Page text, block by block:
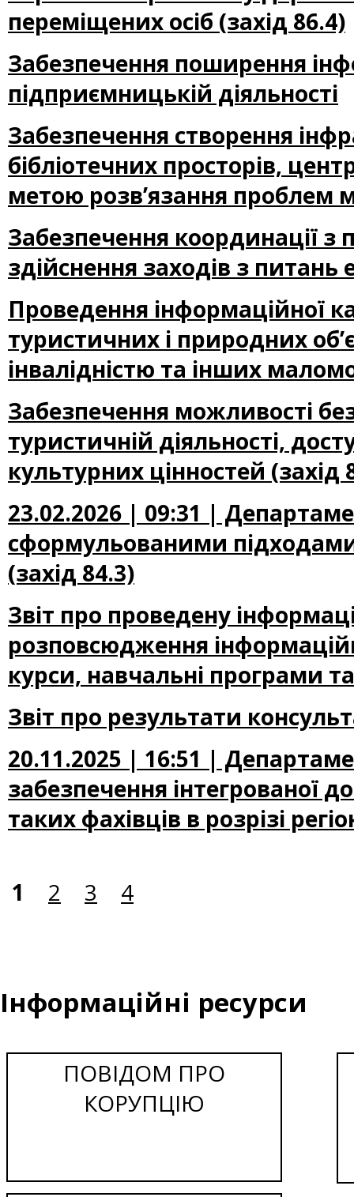
переміщених осіб (захід 86.4)
Забезпечення поширення
підприємницькій діяльності
Забезпечення створення
бібліотечних просторів,
метою розв’язання проблем
Забезпечення координації
здійснення заходів з питань
Проведення інформаційної
туристичних і природних
інвалідністю та інших
Забезпечення можливості
туристичній діяльності,
культурних цінностей (захід
23.02.2026 | 09:31 |
сформульованими
(захід 84.3)
Звіт про проведену
розповсюдження
курси, навчальні програми
Звіт про результати
20.11.2025 | 16:51 |
забезпечення інтегрованої
таких фахівців в розрізі
1 2 3 4
Інформаційні ресурси
ПОВІДОМ ПРО
КОРУПЦІЮ